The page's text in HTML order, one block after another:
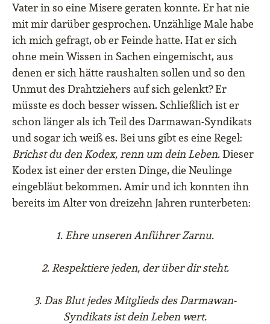
Vater in so eine Misere geraten konnte. Er hat nie
mit mir darüber gesprochen. Unzählige Male habe
ich mich gefragt, ob er Feinde hatte. Hat er sich
ohne mein Wissen in Sachen eingemischt, aus
denen er sich hätte raushalten sollen und so den
Unmut des Drahtziehers auf sich gelenkt? Er
müsste es doch besser wissen. Schließlich ist er
schon länger als ich Teil des Darmawan-Syndikats
und sogar ich weiß es. Bei uns gibt es eine Regel:
Brichst du den Kodex, renn um dein Leben.Dieser
Kodex ist einer der ersten Dinge, die Neulinge
eingebläut bekommen. Amir und ich konnten ihn
bereits im Alter von dreizehn Jahren runterbeten:
1. Ehre unseren Anführer Zarnu.
2. Respektiere jeden, der über dir steht.
3. Das Blut jedes Mitglieds des Darmawan-
Syndikats ist dein Leben wert.